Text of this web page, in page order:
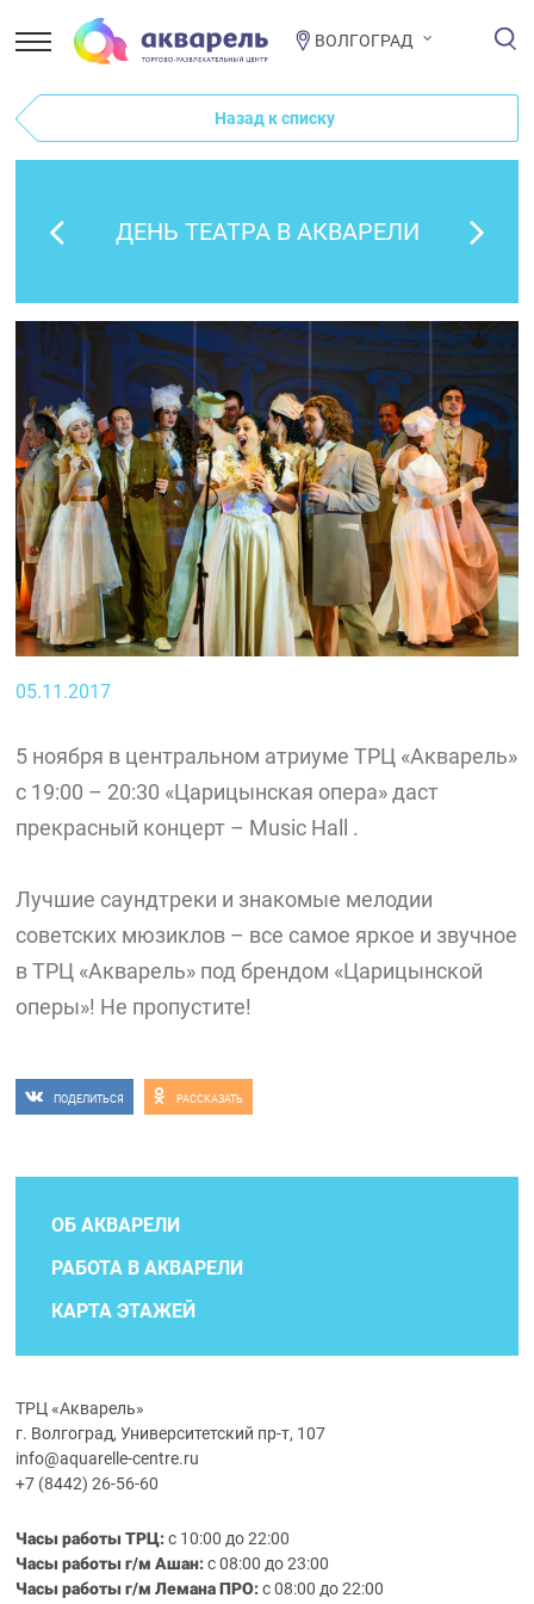
ВОЛГОГРАД
Назад к списку
ДЕНЬ ТЕАТРА В АКВАРЕЛИ
05.11.2017
5 ноября в центральном атриуме ТРЦ «Акварель»
с 19:00 – 20:30 «Царицынская опера» даст
прекрасный концерт – Music Hall .
Лучшие саундтреки и знакомые мелодии
советских мюзиклов – все самое яркое и звучное
в ТРЦ «Акварель» под брендом «Царицынской
оперы»! Не пропустите!
ПОДЕЛИТЬСЯ РАССКАЗАТЬ
ОБ АКВАРЕЛИ
РАБОТА В АКВАРЕЛИ
КАРТА ЭТАЖЕЙ
ТРЦ «Акварель»
г. Волгоград, Университетский пр-т, 107
info@aquarelle-centre.ru
+7 (8442) 26-56-60
Часы работы ТРЦ:с 10:00 до 22:00
Часы работы г/м Ашан:с 08:00 до 23:00
Часы работыг/мЛемана ПРО:с 08:00 до 22:00